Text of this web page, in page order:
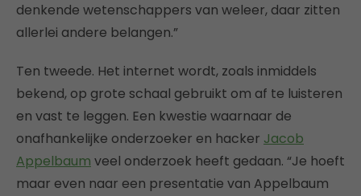
denkende wetenschappers van weleer, daar zitten
allerlei andere belangen.”
Ten tweede. Het internet wordt, zoals inmiddels
bekend, op grote schaal gebruikt om af te luisteren
en vast te leggen. Een kwestie waarnaar de
onafhankelijke onderzoeker en hacker Jacob
Appelbaum veel onderzoek heeft gedaan. “Je hoeft
maar even naar een presentatie van Appelbaum